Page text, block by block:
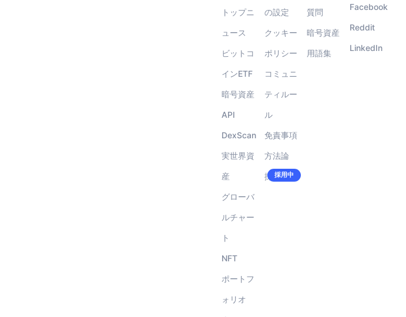
トップニ
ュース
ビットコ
インETF
暗号資産
API
DexScan
実世界資
産
グローバ
ルチャー
ト
NFT
ポートフ
ォリオ
の設定
クッキー
ポリシー
コミュニ
ティルー
ル
免責事項
方法論
採用情報
採用中
で
質問
暗号資産
用語集
Facebook
Reddit
LinkedIn